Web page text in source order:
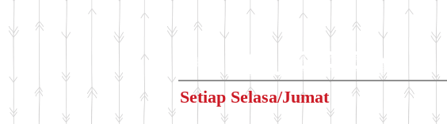
Setiap Selasa/Jumat
Pelajaran